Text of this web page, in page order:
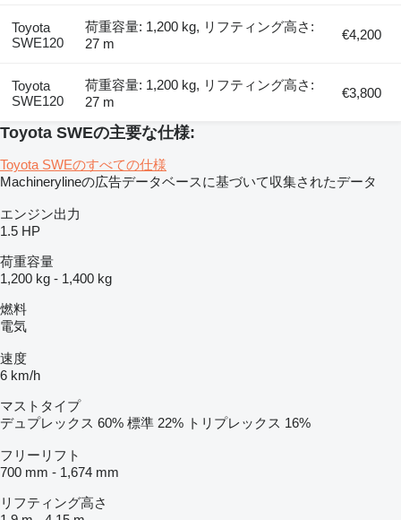
Toyota
SWE120
荷重容量: 1,200 kg, リフティング高さ:
27 m
€4,200
Toyota
SWE120
荷重容量: 1,200 kg, リフティング高さ:
27 m
€3,800
Toyota SWEの主要な仕様:
Toyota SWEのすべての仕様
Machinerylineの広告データベースに基づいて収集されたデータ
エンジン出力
1.5 HP
荷重容量
1,200 kg - 1,400 kg
燃料
電気
速度
6 km/h
マストタイプ
デュプレックス 60% 標準 22% トリプレックス 16%
フリーリフト
700 mm - 1,674 mm
リフティング高さ